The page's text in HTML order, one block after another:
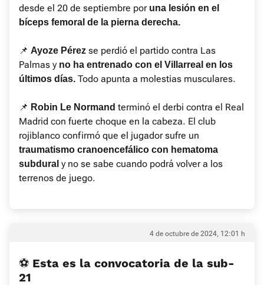
desde el 20 de septiembre por una lesión en el
bíceps femoral de la pierna derecha.
📌 Ayoze Pérez se perdió el partido contra Las
Palmas y no ha entrenado con el Villarreal en los
últimos días. Todo apunta a molestias musculares.
📌 Robin Le Normand terminó el derbi contra el Real
Madrid con fuerte choque en la cabeza. El club
rojiblanco confirmó que el jugador sufre un
traumatismo cranoencefálico con hematoma
subdural y no se sabe cuando podrá volver a los
terrenos de juego.
4 de octubre de 2024, 12:01 h
⚽ Esta es la convocatoria de la sub-
21